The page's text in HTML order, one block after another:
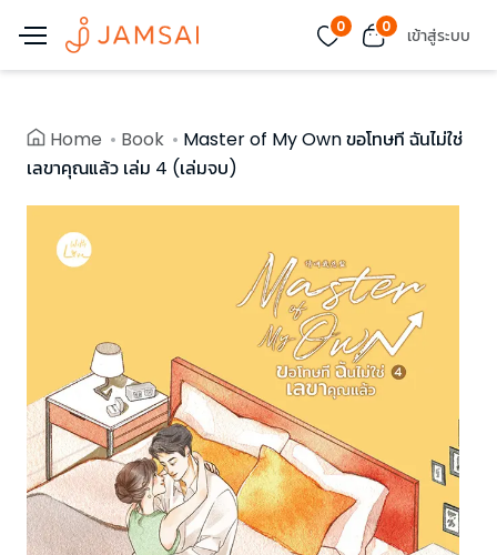
0 0 เข้าสู่ระบบ
Home Book
Master of My Own ขอโทษที ฉันไม่ใช่
เลขาคุณแล้ว เล่ม 4 (เล่มจบ)